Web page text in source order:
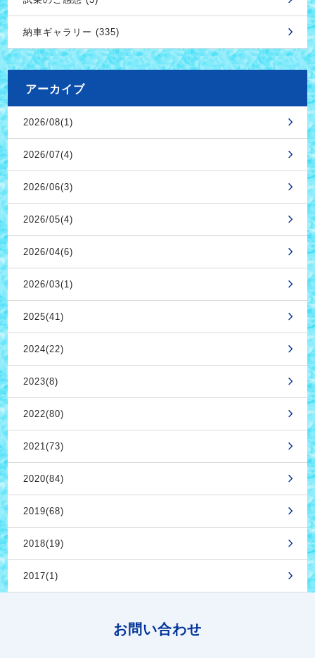
納車ギャラリー (335)
アーカイブ
2026/08(1)
2026/07(4)
2026/06(3)
2026/05(4)
2026/04(6)
2026/03(1)
2025(41)
2024(22)
2023(8)
2022(80)
2021(73)
2020(84)
2019(68)
2018(19)
2017(1)
お問い合わせ